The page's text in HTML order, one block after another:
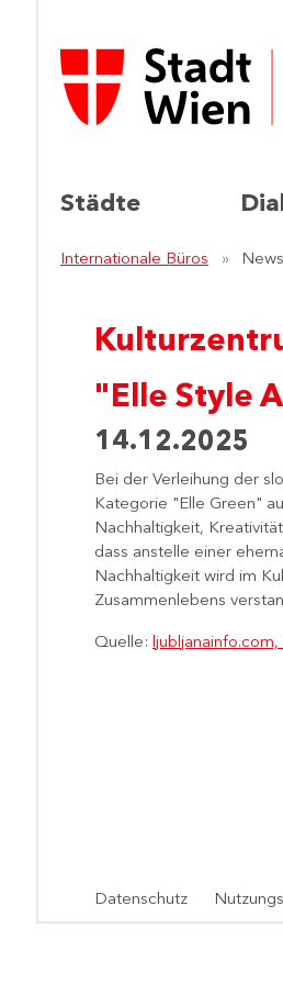
Städte
Internationale Büros
"Elle Style
14.12.2025
Bei der Verleihung der
Kategorie "Elle Green"
Nachhaltigkeit,
dass anstelle einer
Nachhaltigkeit wird im
Zusammenlebens
Quelle: ljubljanainfo.com,
Datenschutz